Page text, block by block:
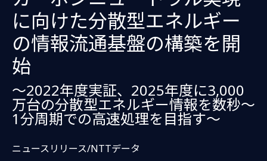
に向けた分散型エネルギー
の情報流通基盤の構築を開
始
～2022年度実証、2025年度に3,000
万台の分散型エネルギー情報を数秒～
1分周期での高速処理を目指す～
ニュースリリース/NTTデータ